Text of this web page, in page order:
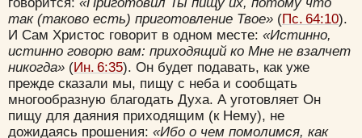
говорится: «Приготовил Ты пищу их, потому что
так (таково есть) приготовление Твое» (Пс. 64:10).
И Сам Христос говорит в одном месте: «Истинно,
истинно говорю вам: приходящий ко Мне не взалчет
никогда» (Ин. 6:35). Он будет подавать, как уже
прежде сказали мы, пищу с неба и сообщать
многообразную благодать Духа. А уготовляет Он
пищу для даяния приходящим (к Нему), не
дожидаясь прошения: «Ибо о чем помолимся, как